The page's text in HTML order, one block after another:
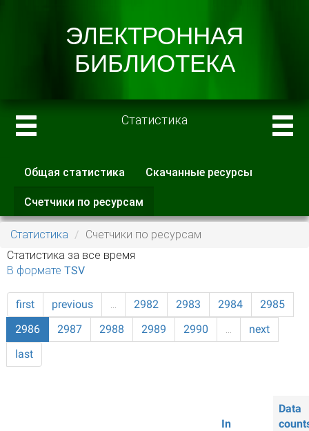
Статистика
Главные вкладки
Общая статистика Скачанные ресурсы
Счетчики по ресурсам
вкладка)
Статистика
Счетчики по ресурсам
Статистика за все время
В формате TSV
first previous … 2982 2983 2984
2985
2986
2987 2988 2989 2990 …
next
last
In
Data